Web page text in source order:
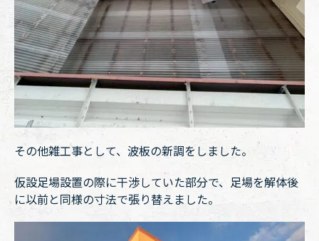
その他雑工事として、波板の新調をしました。
仮設足場設置の際に干渉していた部分で、足場を解体後
に以前と同様の寸法で張り替えました。